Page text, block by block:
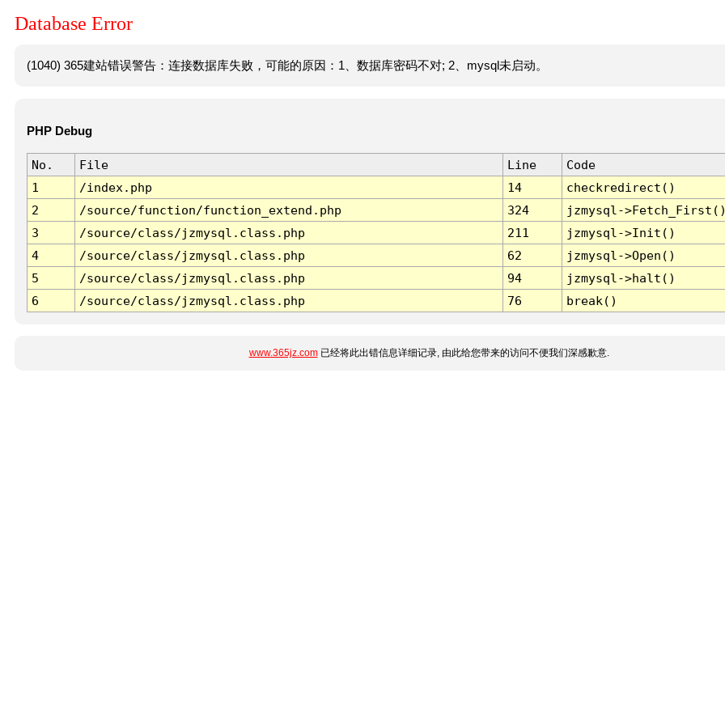
Database Error
(1040) 365建站错误警告：连接数据库失败，可能的原因：1、数据库密码不对; 2、mysql未启动。
PHP Debug
No. File Line
Code
1
/index.php 14
checkredirect()
2
/source/function/function_extend.php 324
jzmysql-
3
/source/class/jzmysql.class.php 211
jzmysql->Init()
4
/source/class/jzmysql.class.php 62
jzmysql->Open()
5
/source/class/jzmysql.class.php 94
jzmysql->halt()
6
/source/class/jzmysql.class.php 76 break()
www.365jz.com已经将此出错信息详细记录, 由此给您带来的访问不便我们深感歉意.